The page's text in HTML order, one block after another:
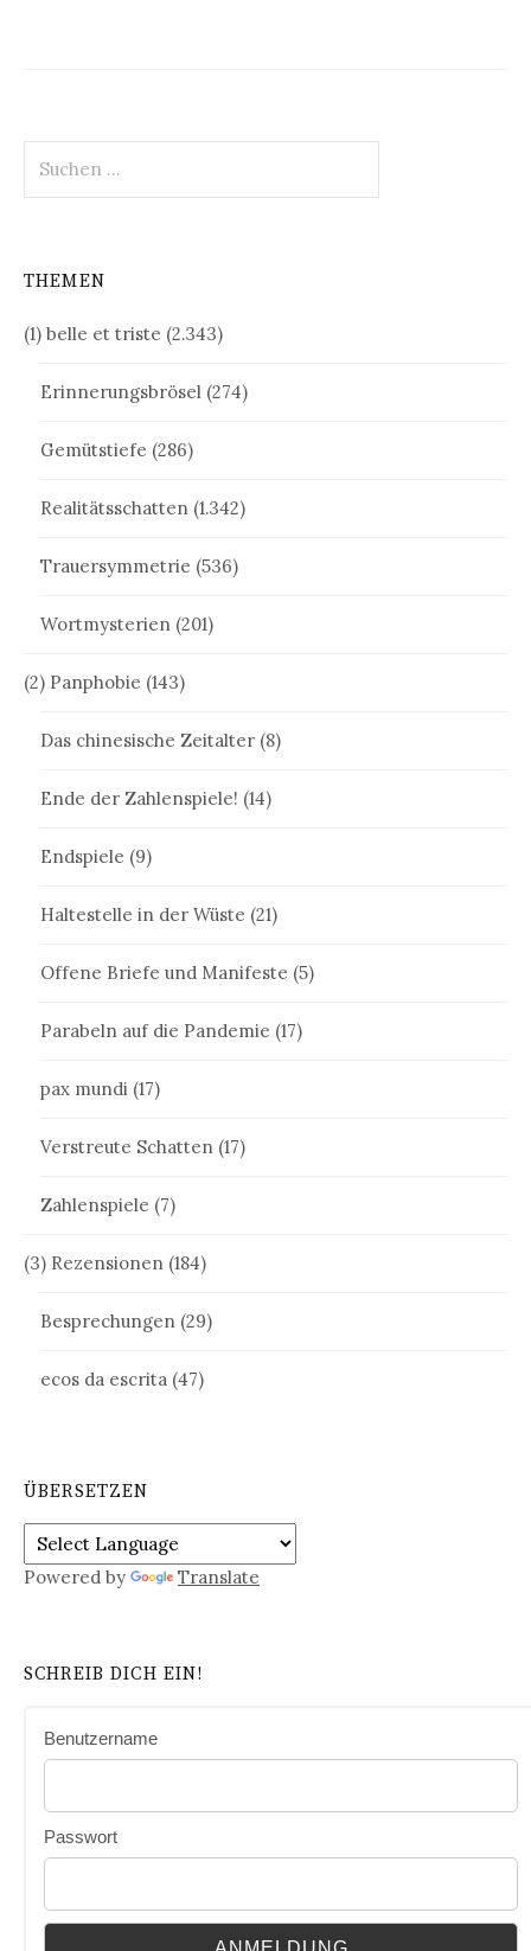
nach:
THEMEN
(1) belle et triste (2.343)
Erinnerungsbrösel (274)
Gemütstiefe (286)
Realitätsschatten (1.342)
Trauersymmetrie (536)
Wortmysterien (201)
(2) Panphobie (143)
Das chinesische Zeitalter (8)
Ende der Zahlenspiele! (14)
Endspiele (9)
Haltestelle in der Wüste (21)
Offene Briefe und Manifeste (5)
Parabeln auf die Pandemie (17)
pax mundi (17)
Verstreute Schatten (17)
Zahlenspiele (7)
(3) Rezensionen (184)
Besprechungen (29)
ecos da escrita (47)
ÜBERSETZEN
Powered by Translate
SCHREIB DICH EIN!
Benutzername
Passwort